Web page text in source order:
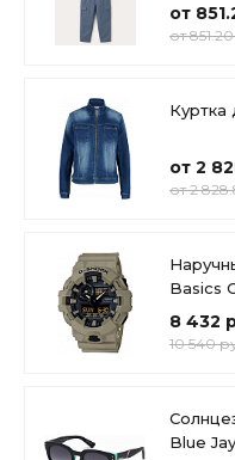
от
от
Куртка
от 2
от 2
Basics
8 432
10 540
Blue